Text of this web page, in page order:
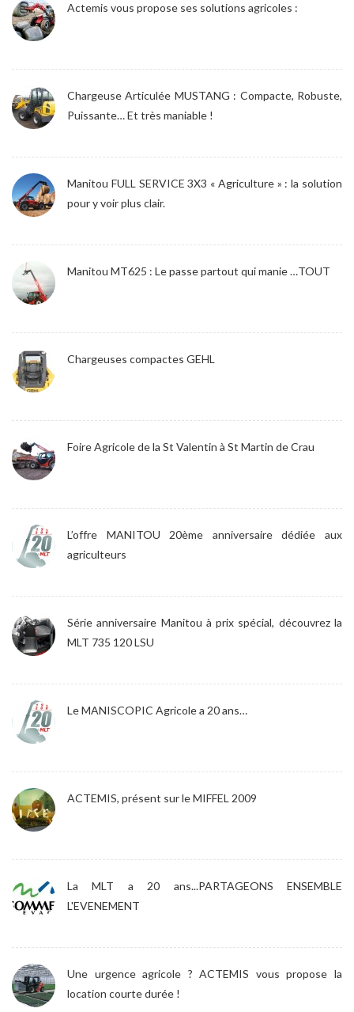
Actemis vous propose ses solutions agricoles :
Chargeuse Articulée MUSTANG : Compacte, Robuste,
Puissante… Et très maniable !
Manitou FULL SERVICE 3X3 « Agriculture » : la solution
pour y voir plus clair.
Manitou MT625 : Le passe partout qui manie …TOUT
Chargeuses compactes GEHL
Foire Agricole de la St Valentin à St Martin de Crau
L’offre MANITOU 20ème anniversaire dédiée aux
agriculteurs
Série anniversaire Manitou à prix spécial, découvrez la
MLT 735 120 LSU
Le MANISCOPIC Agricole a 20 ans…
ACTEMIS, présent sur le MIFFEL 2009
La MLT a 20 ans...PARTAGEONS ENSEMBLE
L'EVENEMENT
Une urgence agricole ? ACTEMIS vous propose la
location courte durée !